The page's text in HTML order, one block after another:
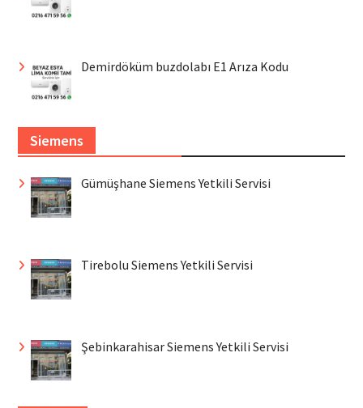
Demirdöküm buzdolabı E1 Arıza Kodu
Siemens
Gümüşhane Siemens Yetkili Servisi
Tirebolu Siemens Yetkili Servisi
Şebinkarahisar Siemens Yetkili Servisi